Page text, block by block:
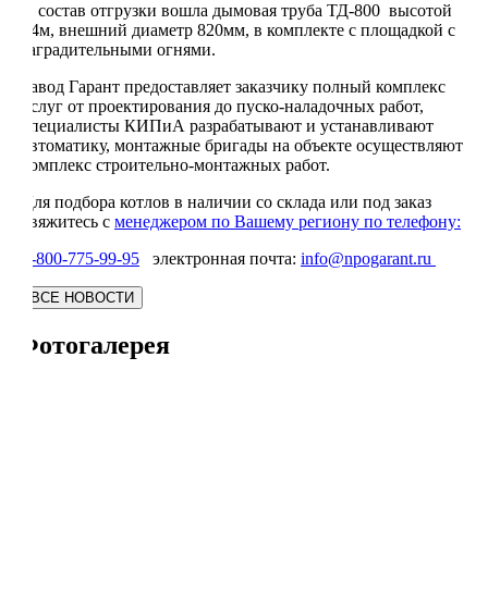
В состав отгрузки вошла дымовая труба ТД-800 высотой
24м, внешний диаметр 820мм, в комплекте с площадкой с
заградительными огнями.
Завод Гарант предоставляет заказчику полный комплекс
услуг от проектирования до пуско-наладочных работ,
специалисты КИПиА разрабатывают и устанавливают
автоматику, монтажные бригады на объекте осуществляют
комплекс строительно-монтажных работ.
Для подбора котлов в наличии со склада или под заказ
свяжитесь с менеджером по Вашему региону по телефону:
8-800-775-99-95 электронная почта: info@npogarant.ru
Фотогалерея